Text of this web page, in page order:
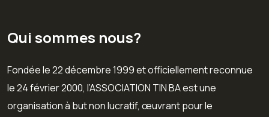
Qui sommes nous?
Fondée le 22 décembre 1999 et officiellement reconnue
le 24 février 2000, l’ASSOCIATION TIN BA est une
organisation à but non lucratif, œuvrant pour le